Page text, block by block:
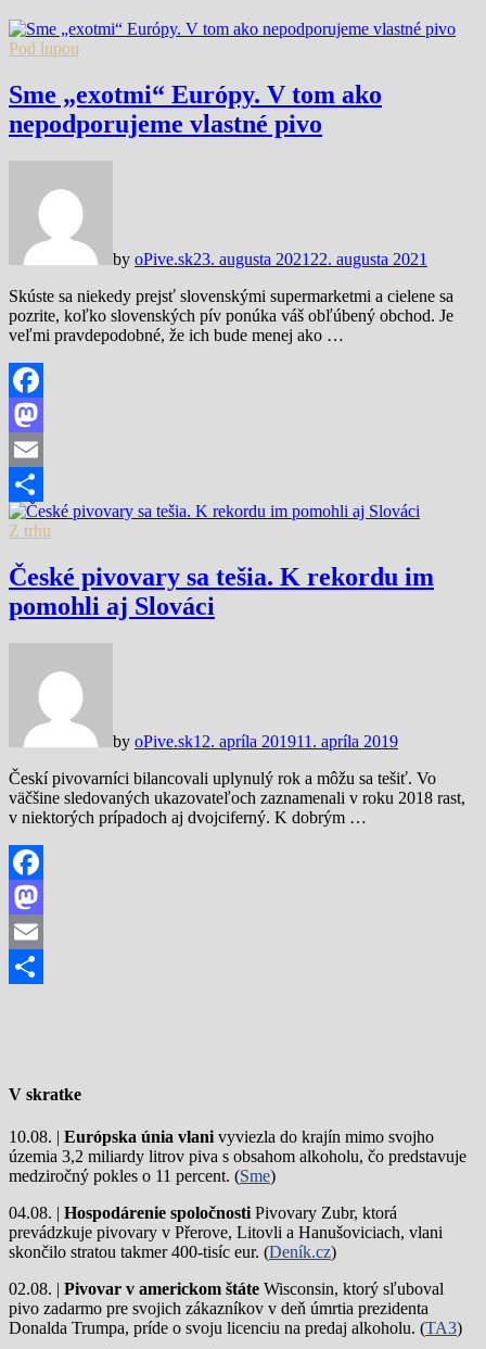
Pod lupou
Sme „exotmi“ Európy. V tom ako
nepodporujeme vlastné pivo
by oPive.sk23. augusta 2021 22. augusta 2021
Skúste sa niekedy prejsť slovenskými supermarketmi a cielene sa
pozrite, koľko slovenských pív ponúka váš obľúbený obchod. Je
veľmi pravdepodobné, že ich bude menej ako …
Facebook
Mastodon
Email
Share
Z trhu
České pivovary sa tešia. K rekordu im
pomohli aj Slováci
by oPive.sk12. apríla 201911. apríla 2019
Českí pivovarníci bilancovali uplynulý rok a môžu sa tešiť. Vo
väčšine sledovaných ukazovateľoch zaznamenali v roku 2018 rast,
v niektorých prípadoch aj dvojciferný. K dobrým …
Facebook
Mastodon
Email
V skratke
10.08. | Európska únia vlani vyviezla do krajín mimo svojho
územia 3,2 miliardy litrov piva s obsahom alkoholu, čo predstavuje
medziročný pokles o 11 percent. (Sme)
04.08. | Hospodárenie spoločnosti Pivovary Zubr, ktorá
prevádzkuje pivovary v Přerove, Litovli a Hanušoviciach, vlani
skončilo stratou takmer 400-tisíc eur. (Deník.cz)
02.08. | Pivovar v americkom štáte Wisconsin, ktorý sľuboval
pivo zadarmo pre svojich zákazníkov v deň úmrtia prezidenta
Donalda Trumpa, príde o svoju licenciu na predaj alkoholu. (TA3)